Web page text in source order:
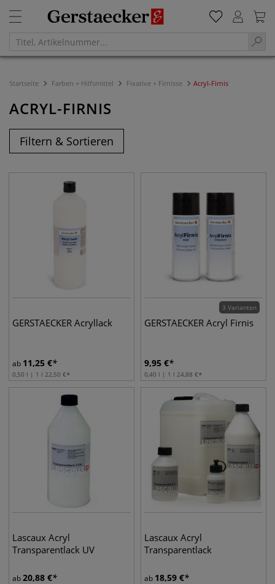
Startseite Farben + Hilfsmittel Fixative + Firnisse Acryl-Firnis
ACRYL-FIRNIS
Filtern & Sortieren
GERSTAECKER Acryllack
ab 11,25 €
0,50 l | 1 l 22,50 €
3 Varianten
GERSTAECKER Acryl Firnis
9,95 €
0,40 l | 1 l 24,88 €
Lascaux Acryl
Transparentlack UV
ab20,88 €
Lascaux Acryl
Transparentlack
ab 18,59 €